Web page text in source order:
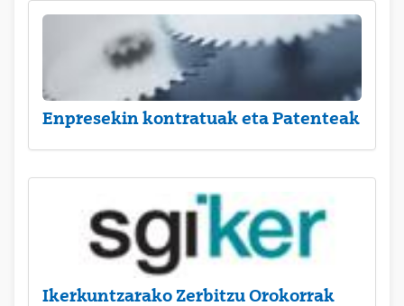
Enpresekin kontratuak eta Patenteak
Ikerkuntzarako Zerbitzu Orokorrak